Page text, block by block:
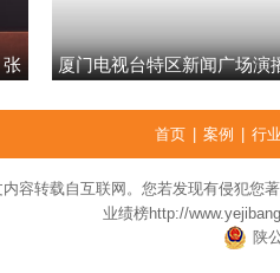
张
厦门电视台特区新闻广场演
首页 案例 行
容转载自互联网。您若发现有侵犯您
业绩榜http://
陕